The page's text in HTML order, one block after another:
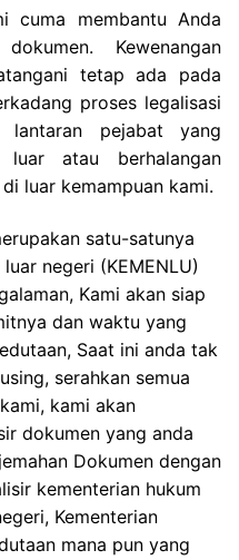
cuma membantu Anda
Kewenangan
tetap ada pada
proses legalisasi
pejabat yang
luar atau berhalangan
luar kemampuan kami.
satu-satunya
negeri (KEMENLU)
Kami akan siap
dan waktu yang
Saat ini anda tak
serahkan semua
kami akan
dokumen yang anda
Dokumen dengan
kementerian hukum
Kementerian
mana pun yang